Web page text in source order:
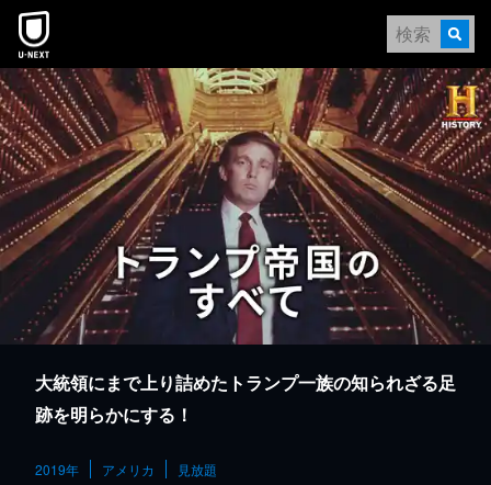
本文へスキップ
大統領にまで上り詰めたトランプ一族の知られざる足
跡を明らかにする！
2019年 アメリカ 見放題